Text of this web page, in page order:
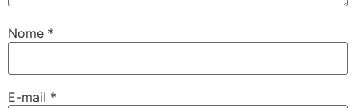
Nome *
E-mail *